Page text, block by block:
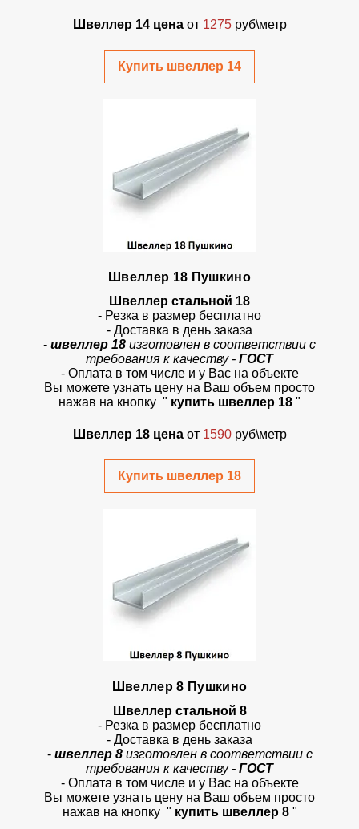
Швеллер 14 цена от 1275 руб\метр
Купить швеллер 14
Швеллер 18 Пушкино
Швеллер стальной 18
- Резка в размер бесплатно
- Доставка в день заказа
- швеллер 18 изготовлен в соответствии с
требования к качеству - ГОСТ
- Оплата в том числе и у Вас на объекте
Вы можете узнать цену на Ваш объем просто
нажав на кнопку " купить швеллер 18 "
Швеллер 18 цена от1590 руб\метр
Купить швеллер 18
Швеллер 8 Пушкино
Швеллер стальной 8
- Резка в размер бесплатно
- Доставка в день заказа
- швеллер 8изготовлен в соответствии с
требования к качеству - ГОСТ
- Оплата в том числе и у Вас на объекте
Вы можете узнать цену на Ваш объем просто
нажав на кнопку " купить швеллер 8 "